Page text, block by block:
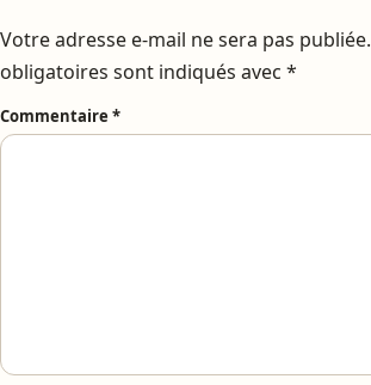
Votre adresse e-mail ne sera pas publiée.
obligatoires sont indiqués avec *
Commentaire *